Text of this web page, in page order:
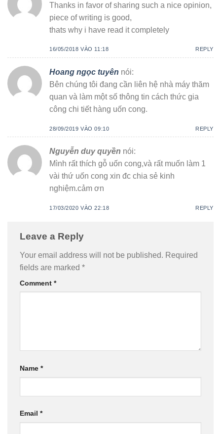
Thanks in favor of sharing such a nice opinion,
piece of writing is good,
thats why i have read it completely
16/05/2018 VÀO 11:18 REPLY
Hoang ngọc tuyên nói:
Bên chúng tôi đang cần liên hệ nhà máy thăm
quan và làm một số thông tin cách thức gia
công chi tiết hàng uốn cong.
28/09/2019 VÀO 09:10 REPLY
Nguyễn duy quyền nói:
Mình rất thích gỗ uốn cong,và rất muốn làm 1
vài thứ uốn cong xin đc chia sẻ kinh
nghiệm.cảm ơn
17/03/2020 VÀO 22:18 REPLY
Leave a Reply
Your email address will not be published. Required
fields are marked *
Comment *
Name *
Email *